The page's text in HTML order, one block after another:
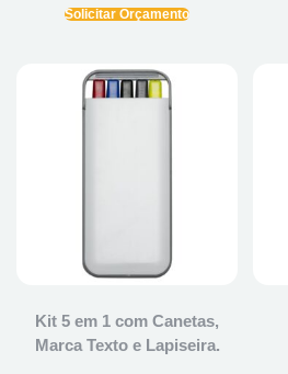
Solicitar Orçamento
Kit 5 em 1 com Canetas,
Marca Texto e Lapiseira.